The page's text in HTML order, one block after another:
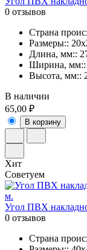
0 отзывов
Страна
Размеры::
Длина, мм::
Ширина, мм::
Высота, мм::
В наличии
65,00 ₽
В корзину
Хит
Советуем
Угол ПВХ
0 отзывов
Страна